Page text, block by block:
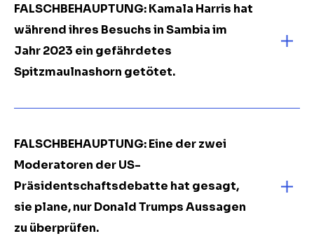
FALSCHBEHAUPTUNG: Kamala Harris hat
während ihres Besuchs in Sambia im
Jahr 2023 ein gefährdetes
Spitzmaulnashorn getötet.
FALSCHBEHAUPTUNG: Eine der zwei
Moderatoren der US-
Präsidentschaftsdebatte hat gesagt,
sie plane, nur Donald Trumps Aussagen
zu überprüfen.